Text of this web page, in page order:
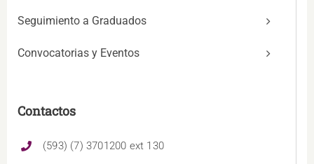
Seguimiento a Graduados
Convocatorias y Eventos
Contactos
(593) (7) 3701200 ext 130